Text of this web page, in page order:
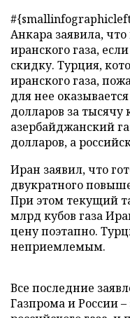
Анкара заявила,
иранского газа,
скидку. Турция,
иранского газа,
для нее
долларов за тысячу
азербайджанский
долларов, а
Иран заявил, что
двукратного
При этом текущий
млрд кубов газа
цену поэтапно.
неприемлемым.
Все последние
Газпрома и России –